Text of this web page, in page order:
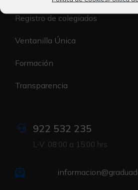
Registro de colegiados
Ventanilla Única
Formación
Transparencia
922 532 235
L-V: 08:00 a 15:00 hrs